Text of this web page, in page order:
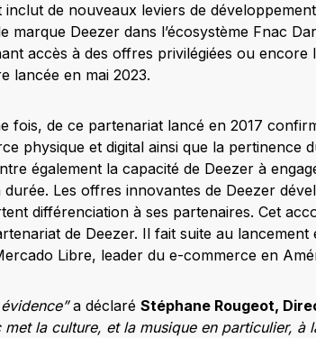
de nouveaux leviers de
marque Deezer dans l’écosystème Fnac
accès à des offres privilégiées ou encore
lancée en mai 2023.
fois, de ce partenariat lancé en 2017
physique et digital ainsi que la pertinence
également la capacité de Deezer à
Les offres innovantes de Deezer
différenciation à ses partenaires. Cet
de Deezer. Il fait suite au
Libre, leader du e-commerce en
a déclaré Stéphane Rougeot,
met la culture, et la musique en particulier, à